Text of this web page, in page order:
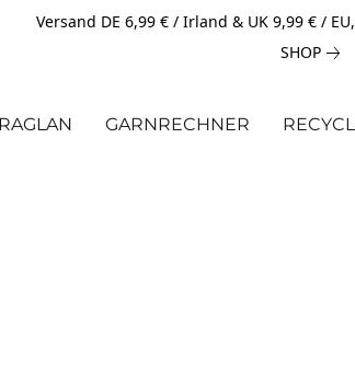
Versand DE 6,99 € / Irland & UK 9,99 € /
SHOP
RAGLAN GARNRECHNER